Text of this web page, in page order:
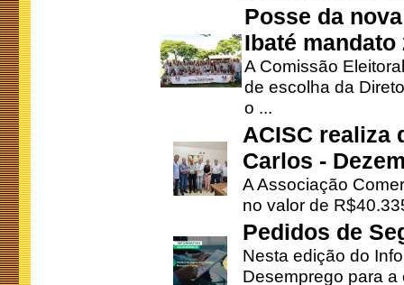
Posse da
Ibaté mandato
A Comissão
de escolha da
o ...
ACISC realiza
Carlos -
A Associação
no valor de
Pedidos de
Nesta edição do
Desemprego para